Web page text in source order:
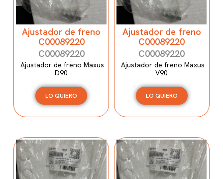
Ajustador de freno
C00089220
C00089220
Ajustador de freno Maxus
D90
LO QUIERO
Ajustador de freno
C00089220
C00089220
Ajustador de freno Maxus
V90
LO QUIERO